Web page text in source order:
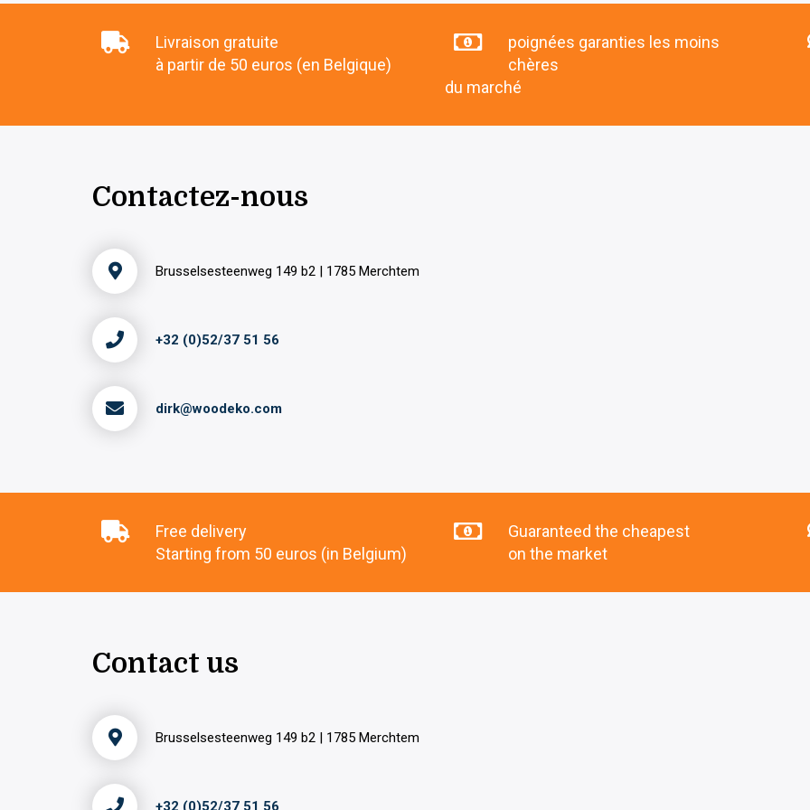
Livraison gratuite
à partir de 50 euros (en Belgique)
poignées garanties les moins
chères
du marché
Contactez-nous
Brusselsesteenweg 149 b2 | 1785 Merchtem
+32 (0)52/37 51 56
dirk@woodeko.com
Free delivery
Starting from 50 euros (in Belgium)
Guaranteed the cheapest
on the market
Contact us
Brusselsesteenweg 149 b2 | 1785 Merchtem
+32 (0)52/37 51 56